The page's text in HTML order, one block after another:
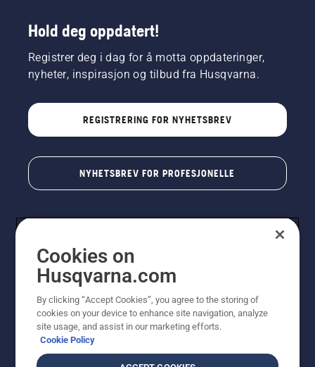
Hold deg oppdatert!
Registrer deg i dag for å motta oppdateringer,
nyheter, inspirasjon og tilbud fra Husqvarna.
REGISTRERING FOR NYHETSBREV
NYHETSBREV FOR PROFESJONELLE
© Husqvarna AB (utgiver). Med enerett. Angitte priser
er veiledende priser. Alle oppgitte priser er veiledende
utsalgspriser (inkl. mva.) med mindre produktet er
Cookies on
Husqvarna.com
By clicking “Accept Cookies”, you agree to the storing of
cookies on your device to enhance site navigation, analyze
site usage, and assist in our marketing efforts.
Cookie Policy